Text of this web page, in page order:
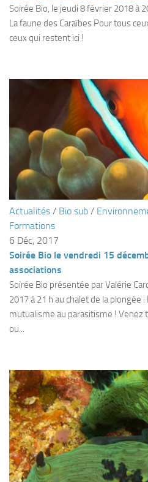
Sorties 2015
Sorties 2014
Lac Merveilleux
AUDIOVISUEL
Photo
Vidéo
Peinture
NAGE
NAP / NEV
Agenda
Résultats Compétitions
MATERIEL
Soirée Bio, le jeudi 8 février 2018 à
La faune des Caraïbes Pour tous
ceux qui restent ici !
Actualités / Bio sub /
Formations
6 Déc, 2017
Soirée Bio le vendredi 15
associations
Soirée Bio présentée par Valérie
2017 à 21 h au chalet de la plongée
mutualisme au parasitisme ! Venez
ou...